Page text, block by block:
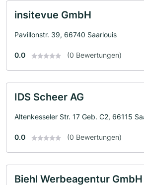
insitevue GmbH
Pavillonstr. 39, 66740 Saarlouis
0.0 (0 Bewertungen)
IDS Scheer AG
Altenkesseler Str. 17 Geb. C2, 66115
0.0 (0 Bewertungen)
Biehl Werbeagentur GmbH